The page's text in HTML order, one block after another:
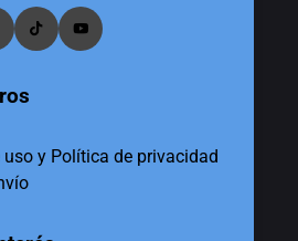
uso y Política de privacidad